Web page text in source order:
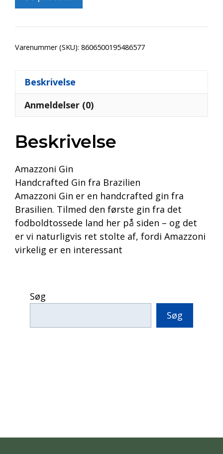
Varenummer (SKU): 8606500195486577
Beskrivelse
Anmeldelser (0)
Beskrivelse
Amazzoni Gin
Handcrafted Gin fra Brazilien
Amazzoni Gin er en handcrafted gin fra
Brasilien. Tilmed den første gin fra det
fodboldtossede land her på siden – og det
er vi naturligvis ret stolte af, fordi Amazzoni
virkelig er en interessant
Søg
Søg